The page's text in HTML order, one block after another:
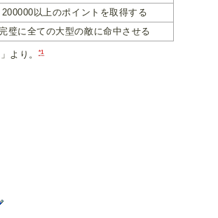
200000以上のポイントを取得する
璧に全ての大型の敵に命中させる
より。 *1